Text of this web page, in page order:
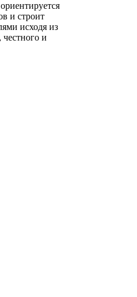
и строит
исходя из
и